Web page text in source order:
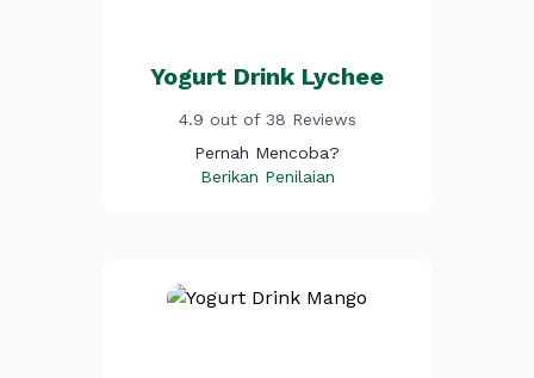
Yogurt Drink Lychee
4.9 out of 38 Reviews
Pernah Mencoba?
Berikan Penilaian